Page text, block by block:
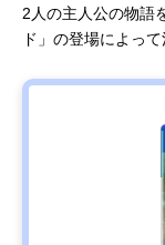
2人の主人公の物語
ド」の登場によっ